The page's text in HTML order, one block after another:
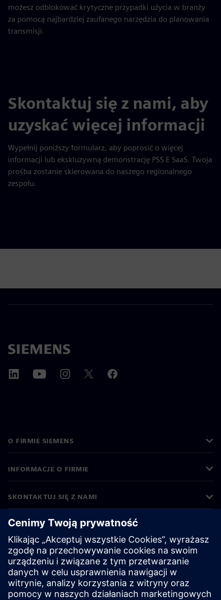
możesz odblokować krytyczne przypadki użycia w branży
za pomocą najbardziej zaufanego narzędzia do planowania
transmisji.
Skontaktuj się z nami, aby
uzyskać więcej informacji
Wypełnij poniższy formularz, aby poprosić o więcej
informacji lub ekskluzywną demonstrację PSS E SaaS. Twoja
prośba zostanie skierowana do naszego regionalnego
zespołu.
O FIRMIE SIEMENS
INFORMACJE O FIRMIE
SKONTAKTUJ SIĘ Z NAMI
KARIERA
© Siemens 2026
Informacje korporacyjne